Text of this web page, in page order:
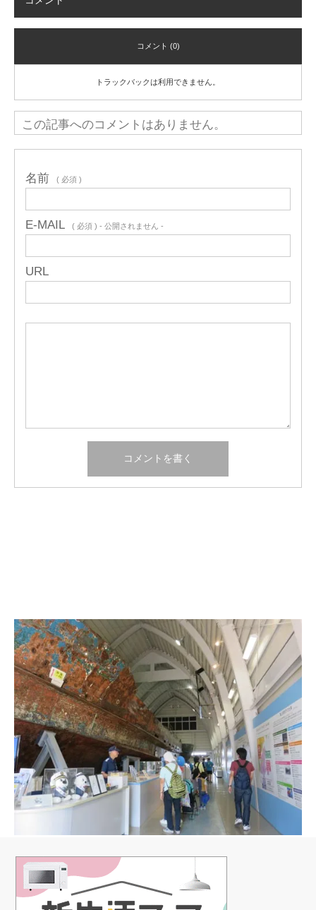
コメント (0)
トラックバックは利用できません。
この記事へのコメントはありません。
名前 ( 必須 )
E-MAIL ( 必須 ) - 公開されません -
URL